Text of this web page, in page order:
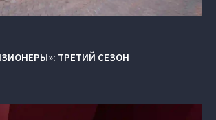
ТРЕТИЙ СЕЗОН